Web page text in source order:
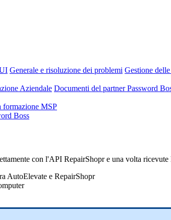
Generale e risoluzione dei problemi Gestione
Aziendale Documenti del partner Password
formazione MSP
Boss
con l'API RepairShopr e una volta ricevute
AutoElevate e RepairShopr